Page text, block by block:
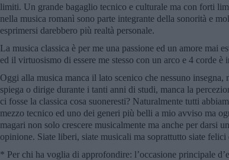
limiti. Un grande bagaglio tecnico e culturale ma con forti
nella musica romanì sono parte integrante della sonorità e
esprimersi darebbero più realtà personale.
La musica classica è per me una passione ed un amore mai
ed il virtuosismo di essere me stesso con un arco e 4 corde è
Oggi alla musica manca il lato scenico che nessuno
spiega o dirige durante i tanti anni di studi, manca la
ci fosse la classica cosa suoneresti? Naturalmente tutti
mezzo tecnico ed uno dei generi più belli a mio avviso ma
magari non solo crescere musicalmente ma anche per darsi
opinione. Siate liberi, siate musicali ma soprattutto siate felici
* Per chi ha voglia di approfondire: l’occasione principale